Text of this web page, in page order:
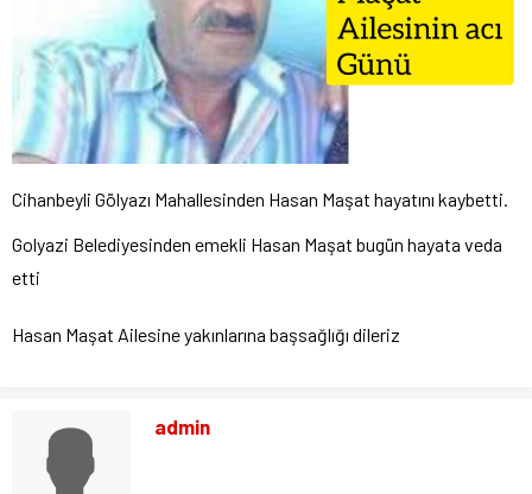
Cihanbeyli Gölyazı Mahallesinden Hasan Maşat hayatını kaybetti.
Golyazi Belediyesinden emekli Hasan Maşat bugün hayata veda
etti
Hasan Maşat Ailesine yakınlarına başsağlığı dileriz
admin